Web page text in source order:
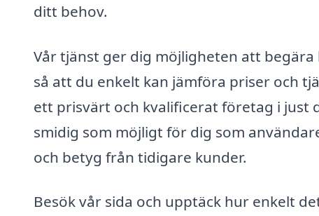
ditt behov.
Vår tjänst ger dig möjligheten att
så att du enkelt kan jämföra priser och
ett prisvärt och kvalificerat företag i just
smidig som möjligt för dig som
och betyg från tidigare kunder.
Besök vår sida och upptäck hur enkelt